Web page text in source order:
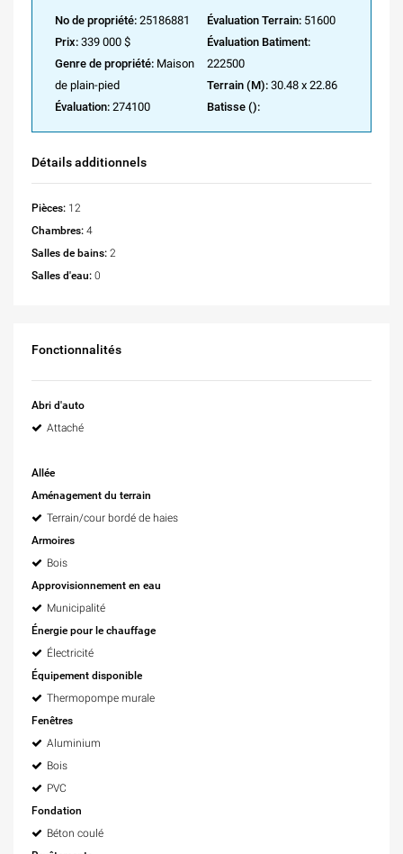
No de propriété: 25186881
Prix: 339 000 $
Genre de propriété: Maison
de plain-pied
Évaluation: 274100
Évaluation Terrain: 51600
Évaluation Batiment:
222500
Terrain (M): 30.48 x 22.86
Batisse ():
Détails additionnels
Pièces: 12
Chambres: 4
Salles de bains: 2
Salles d'eau: 0
Fonctionnalités
Abri d'auto
Attaché
Allée
Aménagement du terrain
Terrain/cour bordé de haies
Armoires
Bois
Approvisionnement en eau
Municipalité
Énergie pour le chauffage
Électricité
Équipement disponible
Thermopompe murale
Fenêtres
Aluminium
Bois
PVC
Fondation
Béton coulé